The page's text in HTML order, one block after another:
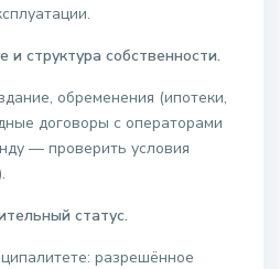
структура собственности.
обременения (ипотеки,
договоры с операторами
— проверить условия
статус.
разрешённое